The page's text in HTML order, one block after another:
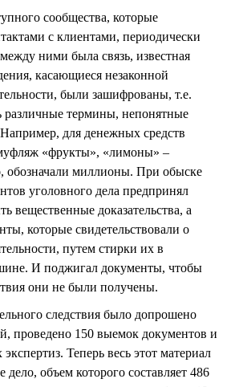
сообщества, которые
с клиентами, периодически
ними была связь, известная
касающиеся незаконной
были зашифрованы, т.е.
различные термины, непонятные
для денежных средств
«фрукты», «лимоны» –
обозначали миллионы. При обыске
уголовного дела предпринял
вещественные доказательства, а
которые свидетельствовали о
путем стирки их в
И поджигал документы, чтобы
они не были получены.
следствия было допрошено
проведено 150 выемок документов и
Теперь весь этот материал
дело, объем которого составляет 486